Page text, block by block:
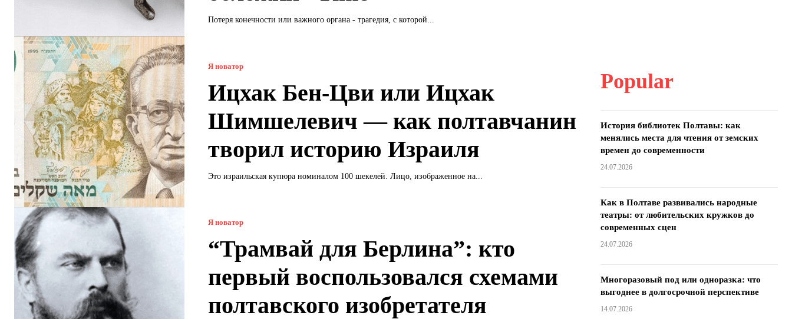
Потеря конечности или важного органа - трагедия, с которой...
Я новатор
Ицхак Бен-Цви или Ицхак
Шимшелевич — как полтавчанин
творил историю Израиля
Это израильская купюра номиналом 100 шекелей. Лицо, изображенное на...
Я новатор
“Трамвай для Берлина”: кто
первый воспользовался схемами
полтавского изобретателя
Popular
История библиотек Полтавы: как
менялись места для чтения от земских
времен до современности
24.07.2026
Как в Полтаве развивались народные
театры: от любительских кружков до
современных сцен
24.07.2026
Многоразовый под или одноразка: что
выгоднее в долгосрочной перспективе
14.07.2026